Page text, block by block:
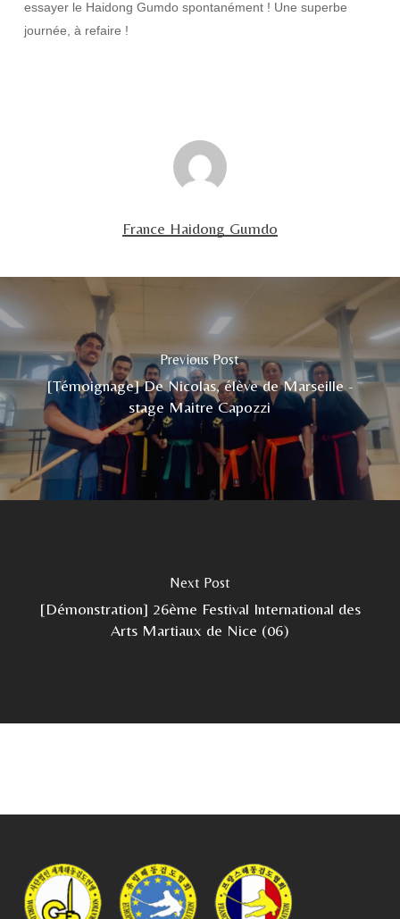
essayer le Haidong Gumdo spontanément ! Une superbe
journée, à refaire !
France Haidong Gumdo
Previous Post
[Témoignage] De Nicolas, élève de Marseille -
stage Maitre Capozzi
Next Post
[Démonstration] 26ème Festival International des
Arts Martiaux de Nice (06)